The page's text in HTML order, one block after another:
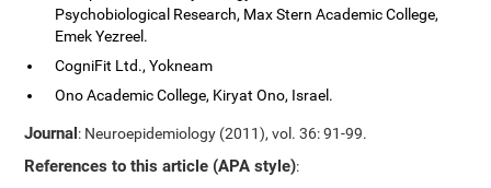
Psychobiological Research, Max Stern Academic College,
Emek Yezreel.
CogniFit Ltd., Yokneam
Ono Academic College, Kiryat Ono, Israel.
Journal: Neuroepidemiology (2011), vol. 36: 91-99.
References to this article (APA style):